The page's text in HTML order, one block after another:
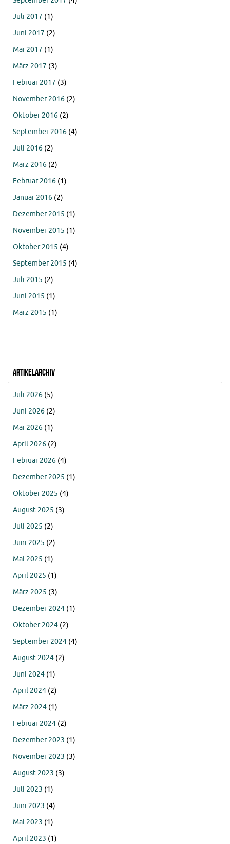
Juli 2017 (1)
Juni 2017 (2)
Mai 2017 (1)
März 2017 (3)
Februar 2017 (3)
November 2016 (2)
Oktober 2016 (2)
September 2016 (4)
Juli 2016 (2)
März 2016 (2)
Februar 2016 (1)
Januar 2016 (2)
Dezember 2015 (1)
November 2015 (1)
Oktober 2015 (4)
September 2015 (4)
Juli 2015 (2)
Juni 2015 (1)
März 2015 (1)
Artikelarchiv
Juli 2026 (5)
Juni 2026 (2)
Mai 2026 (1)
April 2026 (2)
Februar 2026 (4)
Dezember 2025 (1)
Oktober 2025 (4)
August 2025 (3)
Juli 2025 (2)
Juni 2025 (2)
Mai 2025 (1)
April 2025 (1)
März 2025 (3)
Dezember 2024 (1)
Oktober 2024 (2)
September 2024 (4)
August 2024 (2)
Juni 2024 (1)
April 2024 (2)
März 2024 (1)
Februar 2024 (2)
Dezember 2023 (1)
November 2023 (3)
August 2023 (3)
Juli 2023 (1)
Juni 2023 (4)
Mai 2023 (1)
April 2023 (1)